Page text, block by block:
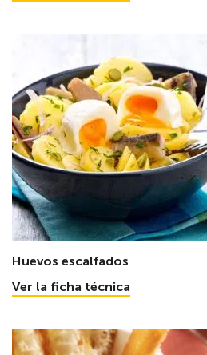
Huevos escalfados
Ver la ficha técnica